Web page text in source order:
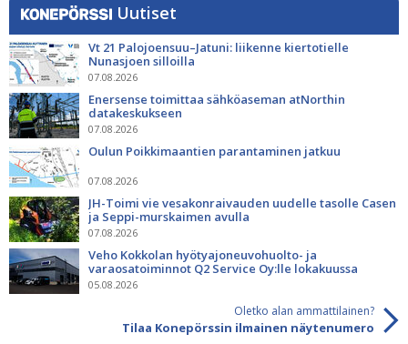
Uutiset
Vt 21 Palojoensuu–Jatuni: liikenne kiertotielle
Nunasjoen silloilla
07.08.2026
Enersense toimittaa sähköaseman atNorthin
datakeskukseen
07.08.2026
Oulun Poikkimaantien parantaminen jatkuu
07.08.2026
JH-Toimi vie vesakonraivauden uudelle tasolle Casen
ja Seppi-murskaimen avulla
07.08.2026
Veho Kokkolan hyötyajoneuvohuolto- ja
varaosatoiminnot Q2 Service Oy:lle lokakuussa
05.08.2026
Oletko alan ammattilainen?
Tilaa Konepörssin ilmainen näytenumero